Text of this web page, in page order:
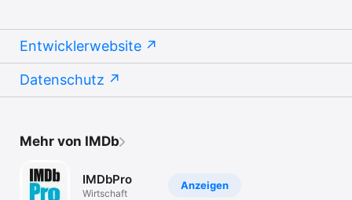
Entwicklerwebsite
Datenschutz
Mehr von IMDb
Anzeigen
IMDbPro
Wirtschaft